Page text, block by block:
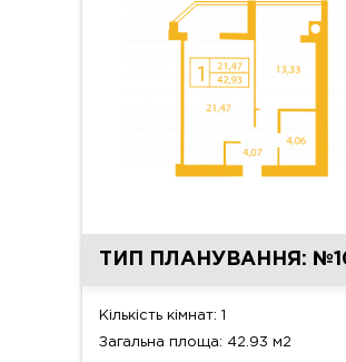
ТИП ПЛАНУВАННЯ:
Кількість кімнат: 1
Загальна площа: 42.93 м2